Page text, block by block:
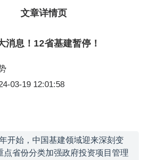
文章详情页
消息！12省基建暂停！
03-19 12:01:58
开始，中国基建领域迎来深刻变
点省份分类加强政府投资项目管理